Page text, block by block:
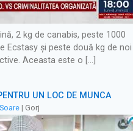
2 kg de canabis, peste 1000
Ecstasy și peste două kg de noi
Aceasta este o […]
UN LOC DE MUNCĂ
| Gorj